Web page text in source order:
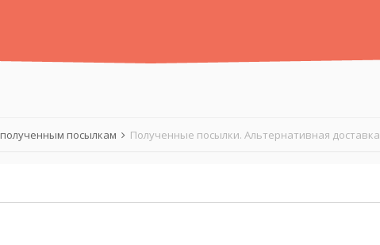
посылкам Полученные посылки. Альтернативная доставка